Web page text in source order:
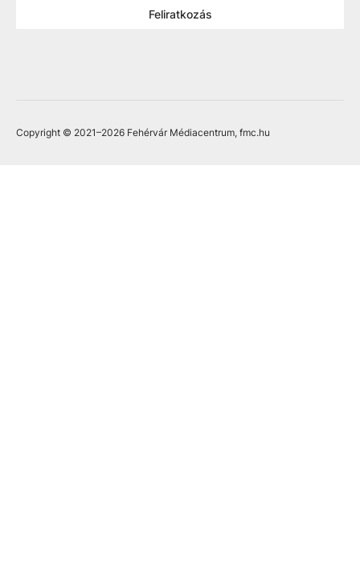
Feliratkozás
Copyright © 2021–2026 Fehérvár Médiacentrum, fmc.hu